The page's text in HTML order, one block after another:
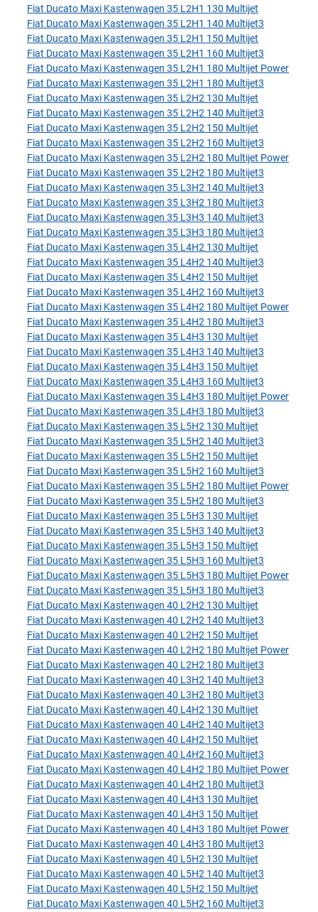
Fiat Ducato Maxi Kastenwagen 35 L2H1 130 Multijet
Fiat Ducato Maxi Kastenwagen 35 L2H1 140 Multijet3
Fiat Ducato Maxi Kastenwagen 35 L2H1 150 Multijet
Fiat Ducato Maxi Kastenwagen 35 L2H1 160 Multijet3
Fiat Ducato Maxi Kastenwagen 35 L2H1 180 Multijet Power
Fiat Ducato Maxi Kastenwagen 35 L2H1 180 Multijet3
Fiat Ducato Maxi Kastenwagen 35 L2H2 130 Multijet
Fiat Ducato Maxi Kastenwagen 35 L2H2 140 Multijet3
Fiat Ducato Maxi Kastenwagen 35 L2H2 150 Multijet
Fiat Ducato Maxi Kastenwagen 35 L2H2 160 Multijet3
Fiat Ducato Maxi Kastenwagen 35 L2H2 180 Multijet Power
Fiat Ducato Maxi Kastenwagen 35 L2H2 180 Multijet3
Fiat Ducato Maxi Kastenwagen 35 L3H2 140 Multijet3
Fiat Ducato Maxi Kastenwagen 35 L3H2 180 Multijet3
Fiat Ducato Maxi Kastenwagen 35 L3H3 140 Multijet3
Fiat Ducato Maxi Kastenwagen 35 L3H3 180 Multijet3
Fiat Ducato Maxi Kastenwagen 35 L4H2 130 Multijet
Fiat Ducato Maxi Kastenwagen 35 L4H2 140 Multijet3
Fiat Ducato Maxi Kastenwagen 35 L4H2 150 Multijet
Fiat Ducato Maxi Kastenwagen 35 L4H2 160 Multijet3
Fiat Ducato Maxi Kastenwagen 35 L4H2 180 Multijet Power
Fiat Ducato Maxi Kastenwagen 35 L4H2 180 Multijet3
Fiat Ducato Maxi Kastenwagen 35 L4H3 130 Multijet
Fiat Ducato Maxi Kastenwagen 35 L4H3 140 Multijet3
Fiat Ducato Maxi Kastenwagen 35 L4H3 150 Multijet
Fiat Ducato Maxi Kastenwagen 35 L4H3 160 Multijet3
Fiat Ducato Maxi Kastenwagen 35 L4H3 180 Multijet Power
Fiat Ducato Maxi Kastenwagen 35 L4H3 180 Multijet3
Fiat Ducato Maxi Kastenwagen 35 L5H2 130 Multijet
Fiat Ducato Maxi Kastenwagen 35 L5H2 140 Multijet3
Fiat Ducato Maxi Kastenwagen 35 L5H2 150 Multijet
Fiat Ducato Maxi Kastenwagen 35 L5H2 160 Multijet3
Fiat Ducato Maxi Kastenwagen 35 L5H2 180 Multijet Power
Fiat Ducato Maxi Kastenwagen 35 L5H2 180 Multijet3
Fiat Ducato Maxi Kastenwagen 35 L5H3 130 Multijet
Fiat Ducato Maxi Kastenwagen 35 L5H3 140 Multijet3
Fiat Ducato Maxi Kastenwagen 35 L5H3 150 Multijet
Fiat Ducato Maxi Kastenwagen 35 L5H3 160 Multijet3
Fiat Ducato Maxi Kastenwagen 35 L5H3 180 Multijet Power
Fiat Ducato Maxi Kastenwagen 35 L5H3 180 Multijet3
Fiat Ducato Maxi Kastenwagen 40 L2H2 130 Multijet
Fiat Ducato Maxi Kastenwagen 40 L2H2 140 Multijet3
Fiat Ducato Maxi Kastenwagen 40 L2H2 150 Multijet
Fiat Ducato Maxi Kastenwagen 40 L2H2 180 Multijet Power
Fiat Ducato Maxi Kastenwagen 40 L2H2 180 Multijet3
Fiat Ducato Maxi Kastenwagen 40 L3H2 140 Multijet3
Fiat Ducato Maxi Kastenwagen 40 L3H2 180 Multijet3
Fiat Ducato Maxi Kastenwagen 40 L4H2 130 Multijet
Fiat Ducato Maxi Kastenwagen 40 L4H2 140 Multijet3
Fiat Ducato Maxi Kastenwagen 40 L4H2 150 Multijet
Fiat Ducato Maxi Kastenwagen 40 L4H2 160 Multijet3
Fiat Ducato Maxi Kastenwagen 40 L4H2 180 Multijet Power
Fiat Ducato Maxi Kastenwagen 40 L4H2 180 Multijet3
Fiat Ducato Maxi Kastenwagen 40 L4H3 130 Multijet
Fiat Ducato Maxi Kastenwagen 40 L4H3 150 Multijet
Fiat Ducato Maxi Kastenwagen 40 L4H3 180 Multijet Power
Fiat Ducato Maxi Kastenwagen 40 L4H3 180 Multijet3
Fiat Ducato Maxi Kastenwagen 40 L5H2 130 Multijet
Fiat Ducato Maxi Kastenwagen 40 L5H2 140 Multijet3
Fiat Ducato Maxi Kastenwagen 40 L5H2 150 Multijet
Fiat Ducato Maxi Kastenwagen 40 L5H2 160 Multijet3